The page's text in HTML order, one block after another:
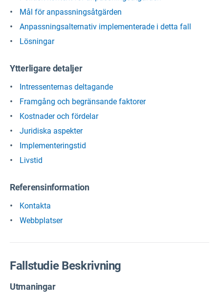
Mål för anpassningsåtgärden
Anpassningsalternativ implementerade i detta fall
Lösningar
Ytterligare detaljer
Intressenternas deltagande
Framgång och begränsande faktorer
Kostnader och fördelar
Juridiska aspekter
Implementeringstid
Livstid
Referensinformation
Kontakta
Webbplatser
Fallstudie Beskrivning
Utmaningar